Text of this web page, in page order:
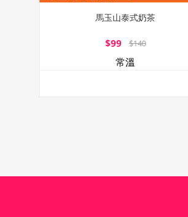
馬玉山泰式奶茶
$99 $140
常溫